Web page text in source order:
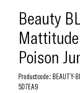
Beauty
Poison
Productcode: BEAUTY-
5D7EA9